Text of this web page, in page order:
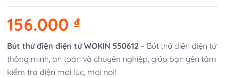
156.000 ₫
Bút thử điện điện tử WOKIN 550612 – Bút thử điện điện tử
thông minh, an toàn và chuyên nghiệp, giúp bạn yên tâm
kiểm tra điện mọi lúc, mọi nơi!